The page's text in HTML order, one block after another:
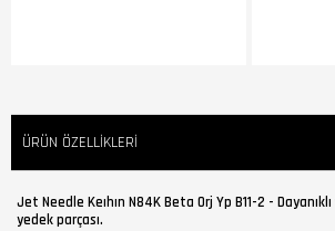
ÜRÜN ÖZELLIKLERI
Jet Needle Keıhın N84K Beta Orj Yp B11-2 -
yedek parçası.